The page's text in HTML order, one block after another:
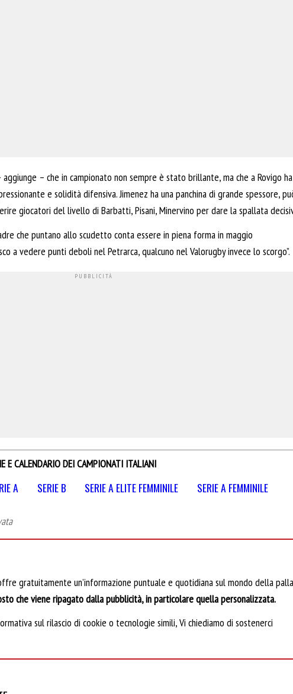
aggiunge – che in campionato non sempre è stato brillante, ma che a Rovigo ha
e solidità difensiva. Jimenez ha una panchina di grande spessore,
giocatori del livello di Barbatti, Pisani, Minervino per dare la spallata
che puntano allo scudetto conta essere in piena forma in maggio
a vedere punti deboli nel Petrarca, qualcuno nel Valorugby invece lo scorgo”.
E CALENDARIO DEI CAMPIONATI ITALIANI
A SERIE B SERIE A ELITE FEMMINILE SERIE A FEMMINILE
gratuitamente un’informazione puntuale e quotidiana sul mondo della palla
che viene ripagato dalla pubblicità, in particolare quella personalizzata.
sul rilascio di cookie o tecnologie simili, Vi chiediamo di sostenerci